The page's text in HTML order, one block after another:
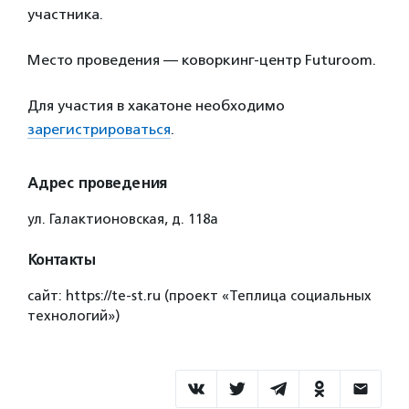
участника.
Место проведения — коворкинг-центр Futuroom.
Для участия в хакатоне необходимо
зарегистрироваться.
Адрес проведения
ул. Галактионовская, д. 118а
Контакты
сайт: https://te-st.ru (проект «Теплица социальных
технологий»)